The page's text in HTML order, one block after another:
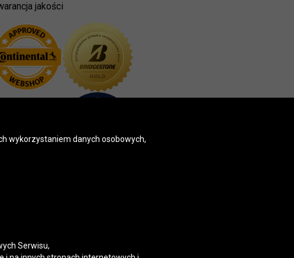
jakości
wykorzystaniem danych osobowych,
Serwisu,